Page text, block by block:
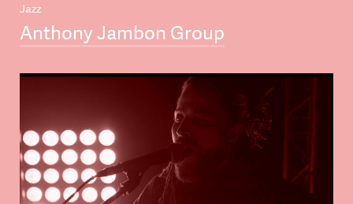
Jazz
Anthony Jambon Group